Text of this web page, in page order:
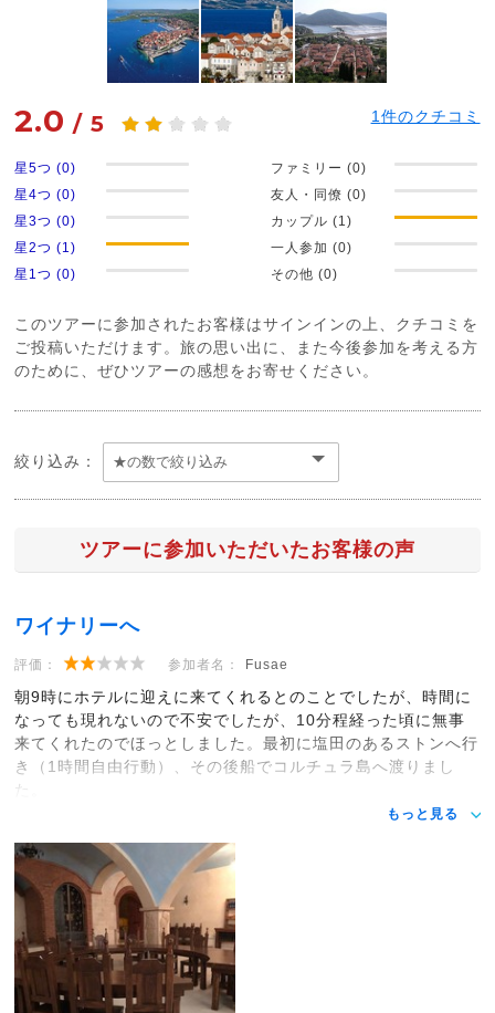
2.0 /5 1件のクチコミ
星5つ (0)
星4つ (0)
星3つ (0)
星2つ (1)
星1つ (0)
ファミリー (0)
友人・同僚 (0)
カップル (1)
一人参加 (0)
その他 (0)
このツアーに参加されたお客様はサインインの上、クチコミを
ご投稿いただけます。旅の思い出に、また今後参加を考える方
のために、ぜひツアーの感想をお寄せください。
絞り込み：
ツアーに参加いただいたお客様の声
ワイナリーへ
評価： 参加者名： Fusae
朝9時にホテルに迎えに来てくれるとのことでしたが、時間に
なっても現れないので不安でしたが、10分程経った頃に無事
来てくれたのでほっとしました。最初に塩田のあるストンへ行
き（1時間自由行動）、その後船でコルチュラ島へ渡りまし
た。
もっと見る